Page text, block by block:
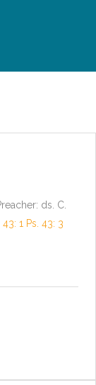
ds. C.
43: 1 Ps. 43: 3